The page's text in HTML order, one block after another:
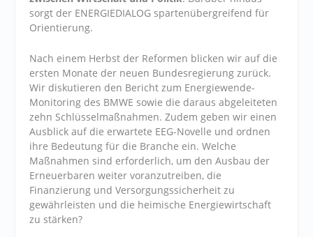
sorgt der ENERGIEDIALOG spartenübergreifend für
Orientierung.
Nach einem Herbst der Reformen blicken wir auf die
ersten Monate der neuen Bundesregierung zurück.
Wir diskutieren den Bericht zum Energiewende-
Monitoring des BMWE sowie die daraus abgeleiteten
zehn Schlüsselmaßnahmen. Zudem geben wir einen
Ausblick auf die erwartete EEG-Novelle und ordnen
ihre Bedeutung für die Branche ein. Welche
Maßnahmen sind erforderlich, um den Ausbau der
Erneuerbaren weiter voranzutreiben, die
Finanzierung und Versorgungssicherheit zu
gewährleisten und die heimische Energiewirtschaft
zu stärken?